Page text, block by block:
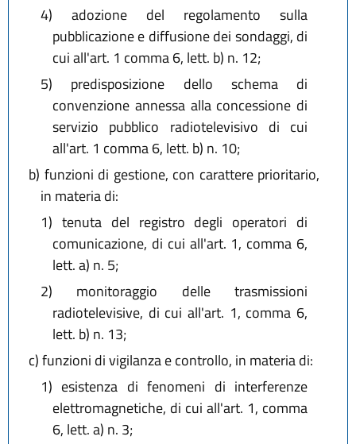
4) adozione del regolamento sulla
pubblicazione e diffusione dei sondaggi, di
cui all'art. 1 comma 6, lett. b) n. 12;
5) predisposizione dello schema di
convenzione annessa alla concessione di
servizio pubblico radiotelevisivo di cui
all'art. 1 comma 6, lett. b) n. 10;
b) funzioni di gestione, con carattere prioritario,
in materia di:
1) tenuta del registro degli operatori di
comunicazione, di cui all'art. 1, comma 6,
lett. a) n. 5;
2) monitoraggio delle trasmissioni
radiotelevisive, di cui all'art. 1, comma 6,
lett. b) n. 13;
c)funzioni di vigilanza e controllo, in materia di:
1) esistenza di fenomeni di interferenze
elettromagnetiche, di cui all'art. 1, comma
6, lett. a) n. 3;